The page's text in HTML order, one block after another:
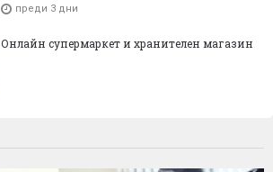
преди 3 дни
Онлайн супермаркет и хранителен магазин